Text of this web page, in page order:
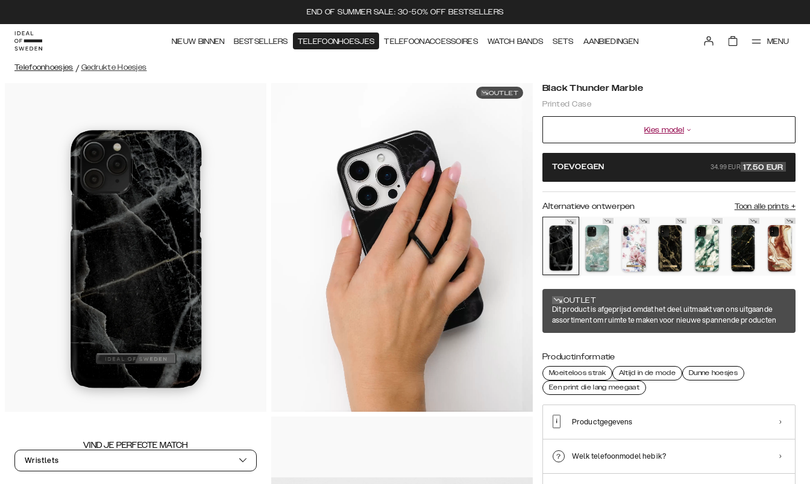
END OF SUMMER SALE: 30-50% OFF BESTSELLERS
NIEUW BINNEN BESTSELLERS TELEFOONHOESJES TELEFOONACCESSOIRES WATCH BANDS SETS AANBIEDINGEN MENU
Telefoonhoesjes / Gedrukte Hoesjes
OUTLET
VIND JE PERFECTE MATCH
Wristlets
Black Thunder Marble
Printed Case
Kies model
TOEVOEGEN 34.99 EUR 17.50 EUR
Alternatieve ontwerpen Toon alle prints +
OUTLET
Dit product is afgeprijsd omdat het deel uitmaakt van ons uitgaande
assortiment om ruimte te maken voor nieuwe spannende producten
Productinformatie
Moeiteloos strak Altijd in de mode
Dunne hoesjes
Een print die lang meegaat
Productgegevens
Welk telefoonmodel heb ik?